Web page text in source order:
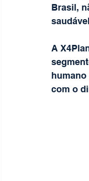
Brasil,
A
com o